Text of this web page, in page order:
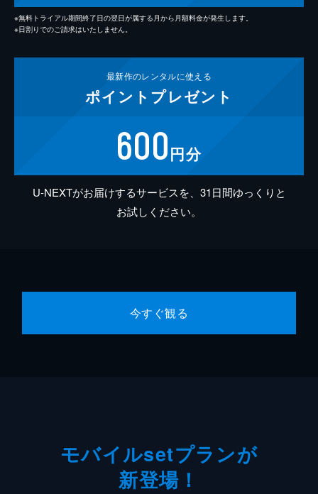
※無料トライアル期間終了日の翌日が属する月から月額料金が発生します。
※日割りでのご請求はいたしません。
最新作のレンタルに使える
ポイント プレゼント
600円分
U-NEXTがお届けするサービスを、31日間ゆっくりと
お試しください。
今すぐ観る
モバイルsetプランが
新登場！